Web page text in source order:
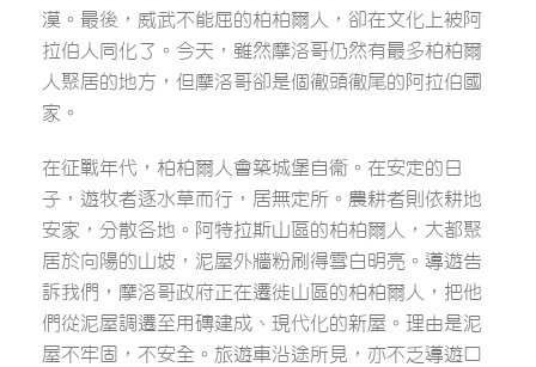
漠。最後，威武不能屈的柏柏爾人，卻在文化上被阿
拉伯人同化了。今天，雖然摩洛哥仍然有最多柏柏爾
人聚居的地方，但摩洛哥卻是個徹頭徹尾的阿拉伯國
家。
在征戰年代，柏柏爾人會築城堡自衞。在安定的日
子，遊牧者逐水草而行，居無定所。農耕者則依耕地
安家，分散各地。阿特拉斯山區的柏柏爾人，大都聚
居於向陽的山坡，泥屋外牆粉刷得雪白明亮。導遊告
訴我們，摩洛哥政府正在遷徙山區的柏柏爾人，把他
們從泥屋調遷至用磚建成、現代化的新屋。理由是泥
屋不牢固，不安全。旅遊車沿途所見，亦不乏導遊口